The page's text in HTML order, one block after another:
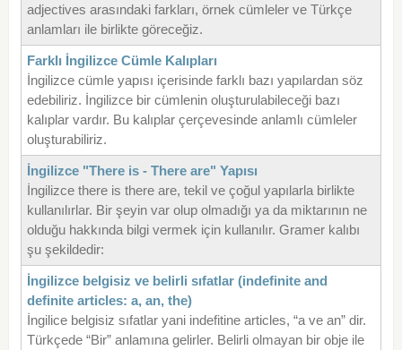
adjectives arasındaki farkları, örnek cümleler ve Türkçe
anlamları ile birlikte göreceğiz.
Farklı İngilizce Cümle Kalıpları
İngilizce cümle yapısı içerisinde farklı bazı yapılardan söz
edebiliriz. İngilizce bir cümlenin oluşturulabileceği bazı
kalıplar vardır. Bu kalıplar çerçevesinde anlamlı cümleler
oluşturabiliriz.
İngilizce "There is - There are" Yapısı
İngilizce there is there are, tekil ve çoğul yapılarla birlikte
kullanılırlar. Bir şeyin var olup olmadığı ya da miktarının ne
olduğu hakkında bilgi vermek için kullanılır. Gramer kalıbı
şu şekildedir:
İngilizce belgisiz ve belirli sıfatlar (indefinite and
definite articles: a, an, the)
İngilice belgisiz sıfatlar yani indefitine articles, “a ve an” dir.
Türkçede “Bir” anlamına gelirler. Belirli olmayan bir obje ile